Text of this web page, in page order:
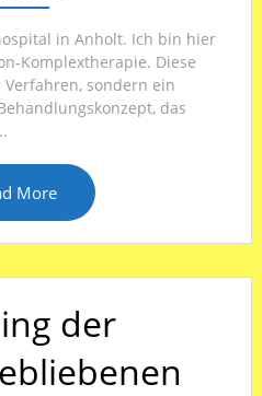
in Anholt. Ich bin hier
Komplextherapie. Diese
sondern ein
das
More
der